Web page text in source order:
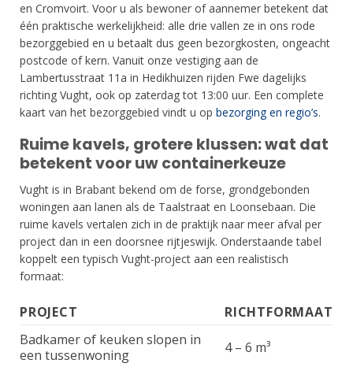
en Cromvoirt. Voor u als bewoner of aannemer betekent dat
één praktische werkelijkheid: alle drie vallen ze in ons rode
bezorggebied en u betaalt dus geen bezorgkosten, ongeacht
postcode of kern. Vanuit onze vestiging aan de
Lambertusstraat 11a in Hedikhuizen rijden Fwe dagelijks
richting Vught, ook op zaterdag tot 13:00 uur. Een complete
kaart van het bezorggebied vindt u op bezorging en regio’s.
Ruime kavels, grotere klussen: wat dat
betekent voor uw containerkeuze
Vught is in Brabant bekend om de forse, grondgebonden
woningen aan lanen als de Taalstraat en Loonsebaan. Die
ruime kavels vertalen zich in de praktijk naar meer afval per
project dan in een doorsnee rijtjeswijk. Onderstaande tabel
koppelt een typisch Vught-project aan een realistisch
formaat:
PROJECT
RICHTFORMAAT
Badkamer of keuken slopen in
een tussenwoning
4 – 6 m³